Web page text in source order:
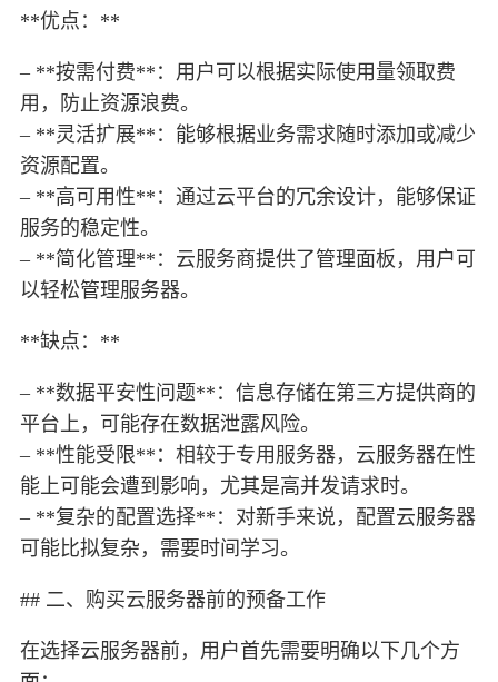
**优点：**
– **按需付费**：用户可以根据实际使用量领取费
用，防止资源浪费。
– **灵活扩展**：能够根据业务需求随时添加或减少
资源配置。
– **高可用性**：通过云平台的冗余设计，能够保证
服务的稳定性。
– **简化管理**：云服务商提供了管理面板，用户可
以轻松管理服务器。
**缺点：**
– **数据平安性问题**：信息存储在第三方提供商的
平台上，可能存在数据泄露风险。
– **性能受限**：相较于专用服务器，云服务器在性
能上可能会遭到影响，尤其是高并发请求时。
– **复杂的配置选择**：对新手来说，配置云服务器
可能比拟复杂，需要时间学习。
## 二、购买云服务器前的预备工作
在选择云服务器前，用户首先需要明确以下几个方